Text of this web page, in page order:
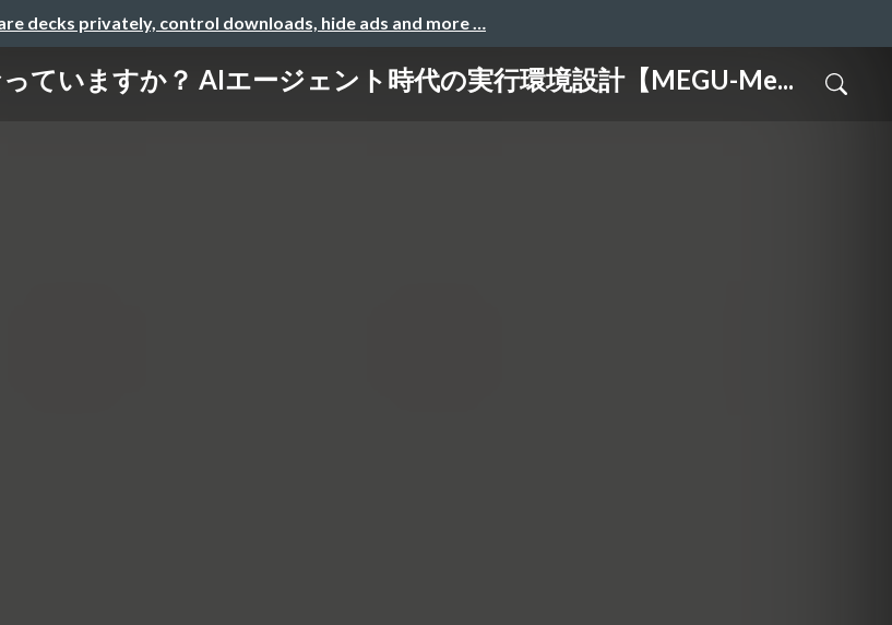
decks privately, control downloads, hide ads and more …
ていますか？ AIエージェント時代の実行環境設計【MEGU-Me...